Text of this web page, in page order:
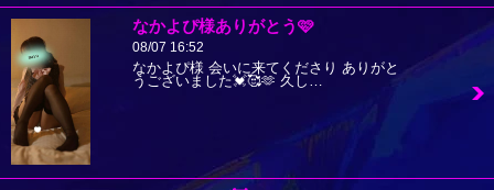
なかよぴ様ありがとう🩷
08/07 16:52
なかよぴ様 会いに来てくださり ありがと
うございました💓🥰🫶 久し…